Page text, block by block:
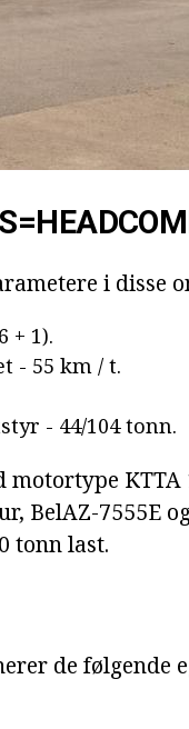
i disse
+ 1).
- 55 km / t.
- 44/104 tonn.
BelAZ-7555E
tonn last.
de følgende